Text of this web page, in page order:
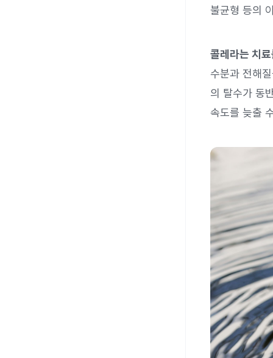
불균형 등의
콜레라는 치
수분과 전해
의 탈수가 동
속도를 늦출